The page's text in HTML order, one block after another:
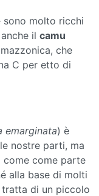
molto ricchi
il camu
che
C per etto di
emarginata) è
nostre parti, ma
come parte
alla base di molti
di un piccolo